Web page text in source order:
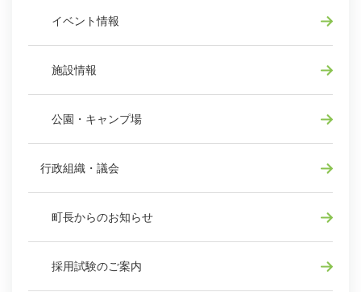
イベント情報
施設情報
公園・キャンプ場
行政組織・議会
町長からのお知らせ
採用試験のご案内